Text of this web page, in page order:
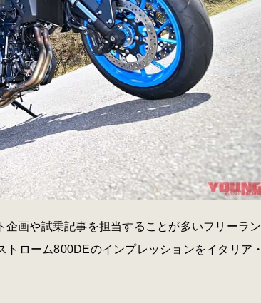
企画や試乗記事を担当することが多いフリーラン
ローム800DEのインプレッションをイタリア・